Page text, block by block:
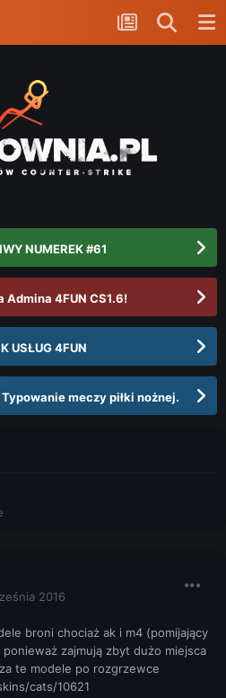
NUMEREK #61
Admina 4FUN CS1.6!
USŁUG 4FUN
meczy piłki nożnej.
2016
broni chociaż ak i m4 (pomijający
zajmują zbyt dużo miejsca
te modele po rozgrzewce
cats/10621